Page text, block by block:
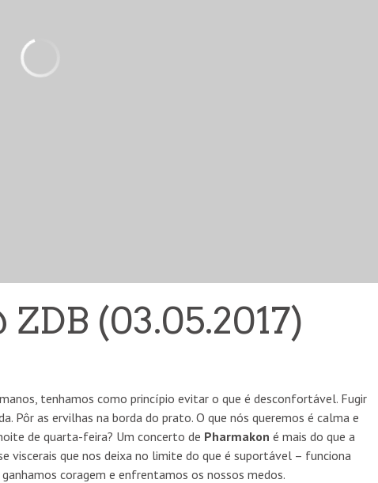
(03.05.2017)
tenhamos como princípio evitar o que é desconfortável. Fugir
Pôr as ervilhas na borda do prato. O que nós queremos é calma e
de quarta-feira? Um concerto de Pharmakon é mais do que a
viscerais que nos deixa no limite do que é suportável – funciona
coragem e enfrentamos os nossos medos.